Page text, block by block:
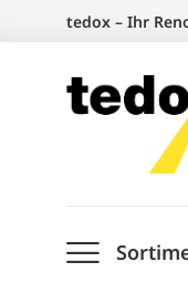
springen
tedox – Ihr